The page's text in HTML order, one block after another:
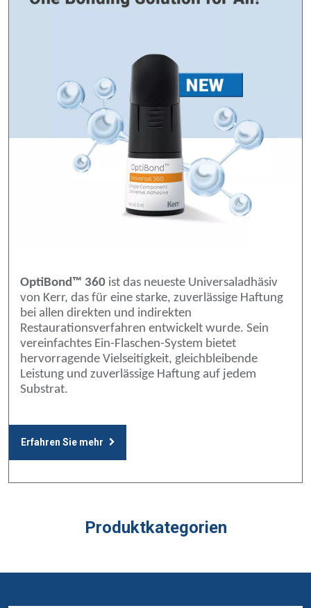
OptiBond™ 360 ist das neueste Universaladhäsiv
von Kerr, das für eine starke, zuverlässige Haftung
bei allen direkten und indirekten
Restaurationsverfahren entwickelt wurde. Sein
vereinfachtes Ein-Flaschen-System bietet
hervorragende Vielseitigkeit, gleichbleibende
Leistung und zuverlässige Haftung auf jedem
Substrat.
Erfahren Sie mehr
Produktkategorien